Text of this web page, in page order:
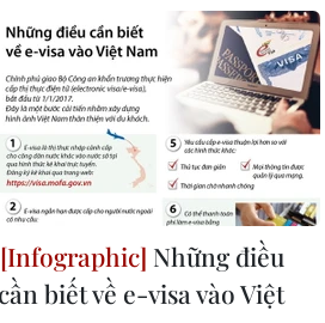
Những điều
cần biết về e-visa vào Việt